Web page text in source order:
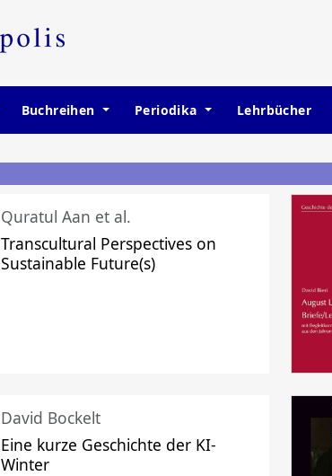
Buchreihen Periodika Lehrbücher
Quratul Aan et al.
Transcultural Perspectives on
Sustainable Future(s)
David Bockelt
Eine kurze Geschichte der KI-
Winter